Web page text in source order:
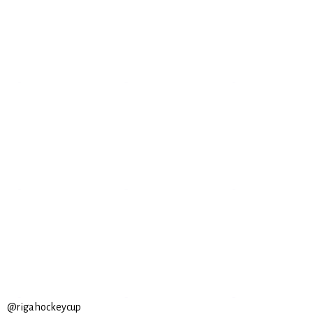
@rigahockeycup